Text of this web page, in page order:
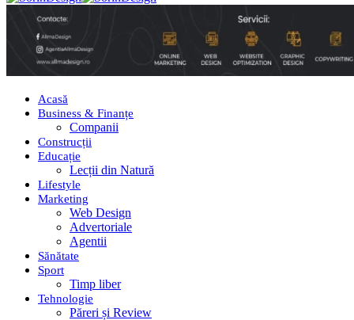
Acasă
Business & Finanțe
Companii
Construcții
Educație
Lecții din Natură
Lifestyle
Marketing
Web Design
Advertoriale
Agentii
Sănătate
Sport
Timp liber
Tehnologie
Păreri și Review